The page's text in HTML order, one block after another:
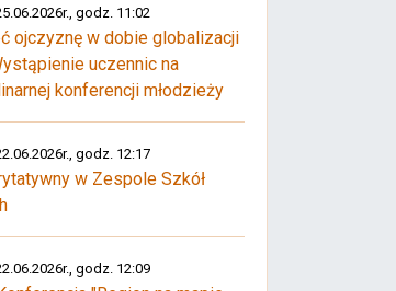
godz. 11:02
ojczyznę w dobie globalizacji
uczennic na
konferencji młodzieży
godz. 12:17
w Zespole Szkół
godz. 12:09